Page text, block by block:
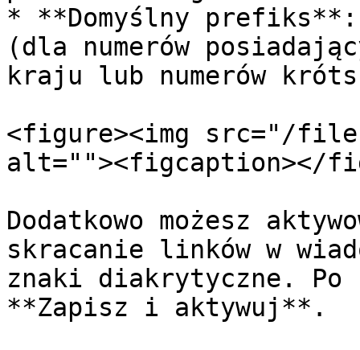
* **Domyślny
(dla numerów
kraju lub numerów
<figure><img src="/files/
alt=""><figcaption></
Dodatkowo możesz
skracanie linków w
znaki diakrytyczne. Po
**Zapisz i aktywuj**.